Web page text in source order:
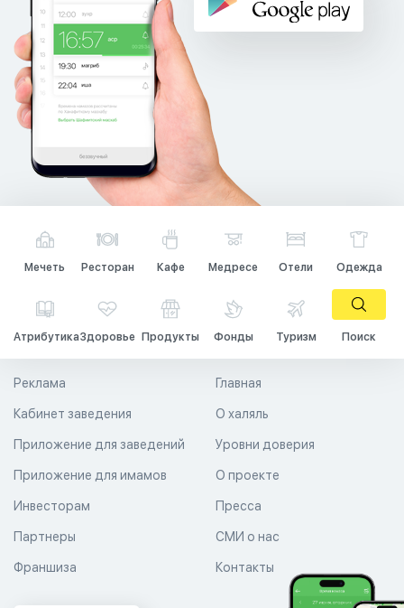
Мечеть Ресторан Кафе Медресе Отели Одежда
АтрибутикаЗдоровье Продукты Фонды Туризм Поиск
Главная
О халяль
Уровни доверия
Реклама
Кабинет заведения
Приложение для заведений
Приложение для имамов О проекте
Пресса
СМИ о нас
Контакты
Инвесторам
Партнеры
Франшиза